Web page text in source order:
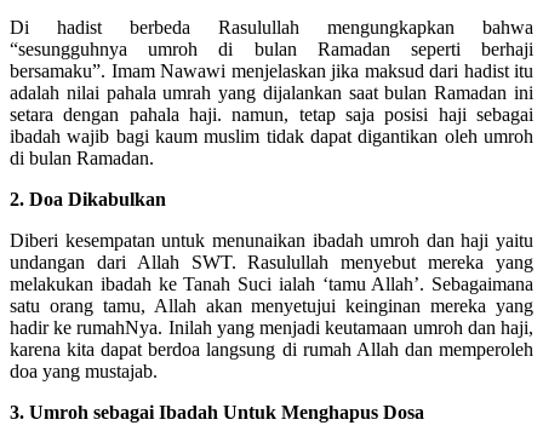
Di hadist berbeda Rasulullah mengungkapkan bahwa
“sesungguhnya umroh di bulan Ramadan seperti berhaji
bersamaku”. Imam Nawawi menjelaskan jika maksud dari hadist itu
adalah nilai pahala umrah yang dijalankan saat bulan Ramadan ini
setara dengan pahala haji. namun, tetap saja posisi haji sebagai
ibadah wajib bagi kaum muslim tidak dapat digantikan oleh umroh
di bulan Ramadan.
2. Doa Dikabulkan
Diberi kesempatan untuk menunaikan ibadah umroh dan haji yaitu
undangan dari Allah SWT. Rasulullah menyebut mereka yang
melakukan ibadah ke Tanah Suci ialah ‘tamu Allah’. Sebagaimana
satu orang tamu, Allah akan menyetujui keinginan mereka yang
hadir ke rumahNya. Inilah yang menjadi keutamaan umroh dan haji,
karena kita dapat berdoa langsung di rumah Allah dan memperoleh
doa yang mustajab.
3. Umroh sebagai Ibadah Untuk Menghapus Dosa